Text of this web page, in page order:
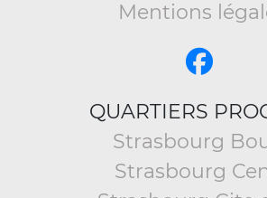
Mentions
QUARTIERS
Strasbourg
Strasbourg